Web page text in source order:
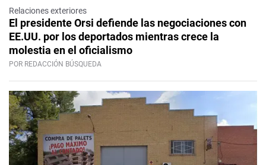
Relaciones exteriores
El presidente Orsi defiende las negociaciones con
EE.UU. por los deportados mientras crece la
molestia en el oficialismo
POR REDACCIÓN BÚSQUEDA